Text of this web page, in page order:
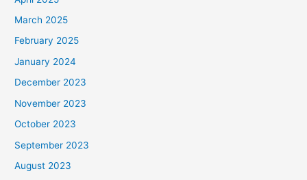
March 2025
February 2025
January 2024
December 2023
November 2023
October 2023
September 2023
August 2023